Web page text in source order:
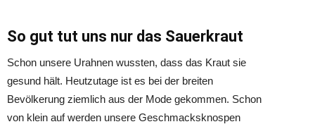
So gut tut uns nur das Sauerkraut
Schon unsere Urahnen wussten, dass das Kraut sie
gesund hält. Heutzutage ist es bei der breiten
Bevölkerung ziemlich aus der Mode gekommen. Schon
von klein auf werden unsere Geschmacksknospen